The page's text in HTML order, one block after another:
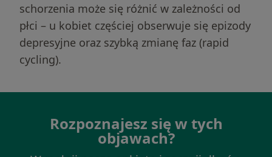
schorzenia może się różnić w zależności od
płci – u kobiet częściej obserwuje się epizody
depresyjne oraz szybką zmianę faz (rapid
cycling).
Rozpoznajesz się w tych
objawach?